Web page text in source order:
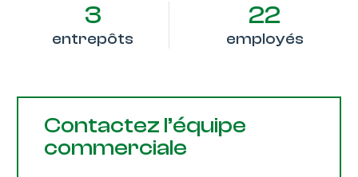
3
entrepôts
22
employés
Contactez l’équipe
commerciale